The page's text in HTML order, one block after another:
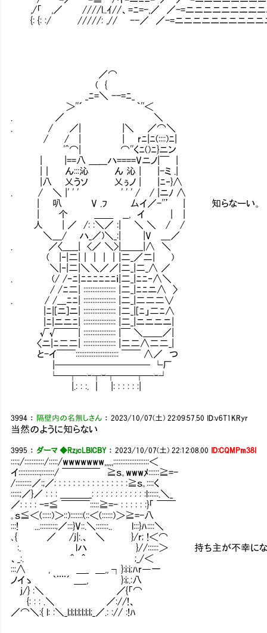
,/「 ,／ ////l..ｲ//、=ﾆ=-,／ ／-=ニニニニニニニニニ
{: {: :/ /////: ,// --／ ／-=ニニニニニニニニニニニ
／⌒
( {
_ﾆ=＼ --=ﾆ_
＞''´ ｀''＜
. ／ ＼
. / ／| |＼ ／⌒＼
/ / | | rﾆ|ﾆ(::::)ﾆ|
'^⌒| ⌒''くﾆ()ﾆ}ニン
| |==八 ＿___ハ====Vニノ|￣ |
|｜ ん:::沁 ん 沁 | |-ミ .|
|八 乂うソ 乂ぅノ | |ﾆ‐}∧
. / ＼ |' ' ' ' ' ' / / |ニﾉ ∧
| 叭 V .ﾌ 厶イ／-''’ | 知らなーい。
| 个 ＿＿ __, イ ｜ |
人 | ／ /: :＼／ :| ＼ ＼ / /
＼＿/ ハ_／)＼_:| |V ＿／
. ／〈＿__| <／ ＼>|＿＿_|∧ ＼
( |‐|二|｜｜｜｜|二_／二| )
＼|‐|二|＼＼／／|二_|二_∧ ／
. (/ /‐ﾆ|ﾆﾆﾆﾆﾆﾆｉ|二_|ﾆﾆ‐∧＼
/ /ﾆ二| :::::::::::::::::: |二_|ﾆﾆニ∧ 〉
. / /___ﾆﾆ| :::::::::::::::::: |二_|二二二∨
|ﾆ|[ニ]ニ| :::::::::::::::::: |二_|[ﾆ」二ﾆ∧
|ﾆ|ニニﾆ| :::::::::::::::::: |二_|ニニニニ|
√√￣￣| :::::::::::::::::: |￣ ＼＿＿／|
〈ニ|ﾆ二二| :::::::::::::::::: |二二∧二二_|
と-イ￣￣:::::::::::::::::::::::: ￣￣ ∧／ つ
|────────── └厂
└─┬─‐┬ｰ┬──┬─‐┘
|.: : :. ｜ |: : : : : :|
3994 ： 隔壁内の名無しさん ：2023/10/07(土) 22:09:57.50 ID:v6T1KRyr
当然のように知らない
3995 ： ダーマ ◆RzjcLBlCBY：2023/10/07(土) 22:12:08.00 ID:CQMPm38I
::::;/:::::::::::/:::::/wwwwwww,,,,,::::::::::::::::::::＜
イ::::::::::::;:::::::/ ￣￣￣￣ ≧ｓ｡wwwﾒ::::::≧=-
/:::::::::／:;／: : : : : : : : : : : : : : : :≧ｓ｡::::く
:::::;／}／ : : : ＿＿＿_: : : : : : : : : : : :l::::::.＼_
／: : : : -=≦ ￣￣￣:::::≧=- : : : : : :}「 ￣￣
｡ｓ≦＜(:::::)＞::):::::::(::＜(::::::)＞≧=-八
:::! ...:::::::::;／:::}V::.＼:::::::.. l:::}ﾊ::::＼
､{ ／ /j|:.、 ＼ }/r; !＜⌒
:. lハ }//::::::＞ 持ち主が不幸になって最
、_:. ＾ ＾ ;_/＜
:::∧ , ＿_ ＿,, ┐}:i:i;ﾊr―一
ノイゝ ｀¨¨´ ＿_, }:i;.:八
j/} :＼ ／{「⌒
{: : : .＼ ／://!、
／⌒＼:{ l: :＼_l;l;l;l;l;l;l;_／.: :// :!ﾊ